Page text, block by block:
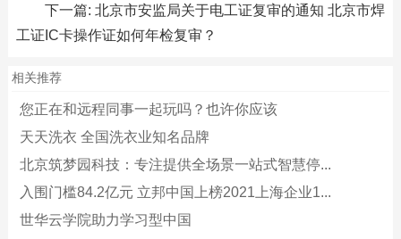
下一篇: 北京市安监局关于电工证复审的通知 北京市焊
工证IC卡操作证如何年检复审？
相关推荐
您正在和远程同事一起玩吗？也许你应该
天天洗衣 全国洗衣业知名品牌
北京筑梦园科技：专注提供全场景一站式智慧停...
入围门槛84.2亿元 立邦中国上榜2021上海企业1...
世华云学院助力学习型中国